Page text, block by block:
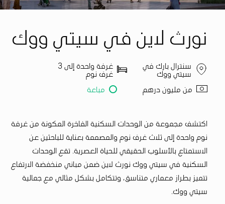
نورث لاين في سيتي ووك
سنترال بارك في
سيتي ووك
غرفة واحدة إلى 3
غرف نوم
من مليون درهم
مباعة
اكتشف مجموعة من الوحدات السكنية الفاخرة المكونة من غرفة
نوم واحدة إلى ثلاث غرف نوم والمصممة بعناية للباحثين عن
الاستمتاع بالأسلوب الحقيقي للحياة العصرية. تقع الوحدات
السكنية في سيتي ووك نورث لاين ضمن مباني منخفضة الارتفاع
تتميز بطراز معماري متناسق، وتتكامل بشكل مثالي مع جمالية
سيتي ووك.